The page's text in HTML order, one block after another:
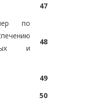
47
по
и
48
49
50